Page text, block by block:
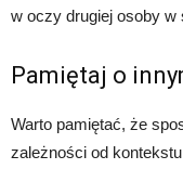
w oczy drugiej osoby w
Pamiętaj o
Warto pamiętać, że
zależności od